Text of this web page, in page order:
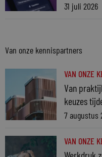
31 juli 2026
Van onze kennispartners
VAN ONZE
Van
keuzes
7 augustus
VAN ONZE